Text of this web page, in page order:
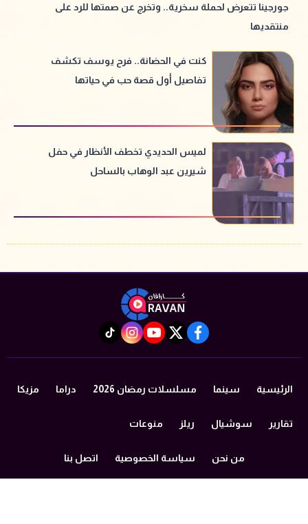
جورجينا تتعرض لحملة سخرية.. وتخرج عن صمتها للرد على
منتقديها
كنت في الحضانة.. فرح يوسف تكشف
تفاصيل أول قصة حب في حياتها
لميس الحديدي تخطف الأنظار في حفل
شيرين عبد الوهاب بالساحل
facebook
twitter
youtube
instagram
tiktok
الرئيسية سينما مسلسلات رمضان 2026 دراما مزيكا
تقارير سوشيال ريلز منوعات
من نحن سياسة الخصوصية اتصل بنا